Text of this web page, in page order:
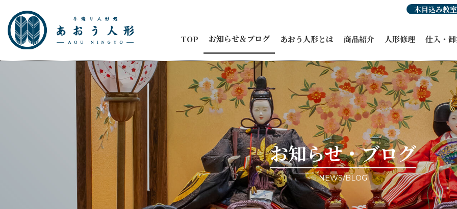
木目込み教室
TOP お知らせ＆ブログ
お知らせ
節句人形豆知識
商品紹介
五月人形
ひな人形
人形修理・リメイク
メディア掲載
イベント情報
納品事例ブログ
2代目のブログ
あおう人形とは
あおう人形の強み
職人紹介・受賞歴
あおう人形の歴史
商品紹介
ひな人形
オーダーひな人形
五月人形
飾り馬
こいのぼり
正月飾り
お祝い・贈答品
コラボ商品・作品
お客様宅納品事例
人形修理 仕入・
穂洲工
ひな人形
飾り馬
その他商
お知らせ・ブログ
NEWS/BLOG